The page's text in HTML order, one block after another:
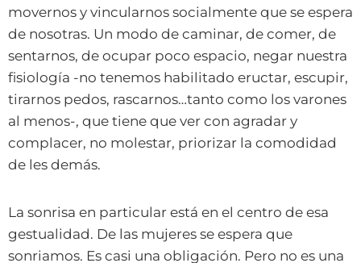
movernos y vincularnos socialmente que se espera
de nosotras. Un modo de caminar, de comer, de
sentarnos, de ocupar poco espacio, negar nuestra
fisiología -no tenemos habilitado eructar, escupir,
tirarnos pedos, rascarnos…tanto como los varones
al menos-, que tiene que ver con agradar y
complacer, no molestar, priorizar la comodidad
de les demás.
La sonrisa en particular está en el centro de esa
gestualidad. De las mujeres se espera que
sonriamos. Es casi una obligación. Pero no es una